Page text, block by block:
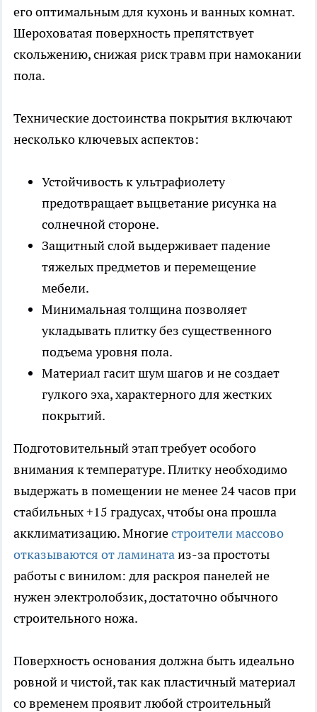
его оптимальным для кухонь и ванных комнат.
Шероховатая поверхность препятствует
скольжению, снижая риск травм при намокании
пола.
Технические достоинства покрытия включают
несколько ключевых аспектов:
Устойчивость к ультрафиолету
предотвращает выцветание рисунка на
солнечной стороне.
Защитный слой выдерживает падение
тяжелых предметов и перемещение
мебели.
Минимальная толщина позволяет
укладывать плитку без существенного
подъема уровня пола.
Материал гасит шум шагов и не создает
гулкого эха, характерного для жестких
покрытий.
Подготовительный этап требует особого
внимания к температуре. Плитку необходимо
выдержать в помещении не менее 24 часов при
стабильных +15 градусах, чтобы она прошла
акклиматизацию. Многиестроители массово
отказываются от ламинатаиз-за простоты
работы с винилом: для раскроя панелей не
нужен электролобзик, достаточно обычного
строительного ножа.
Поверхность основания должна быть идеально
ровной и чистой, так как пластичный материал
со временем проявит любой строительный